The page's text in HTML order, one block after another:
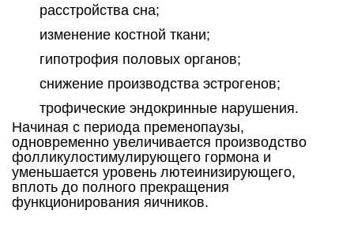
расстройства сна;
изменение костной ткани;
гипотрофия половых органов;
снижение производства эстрогенов;
трофические эндокринные нарушения.
Начиная с периода пременопаузы,
одновременно увеличивается производство
фолликулостимулирующего гормона и
уменьшается уровень лютеинизирующего,
вплоть до полного прекращения
функционирования яичников.